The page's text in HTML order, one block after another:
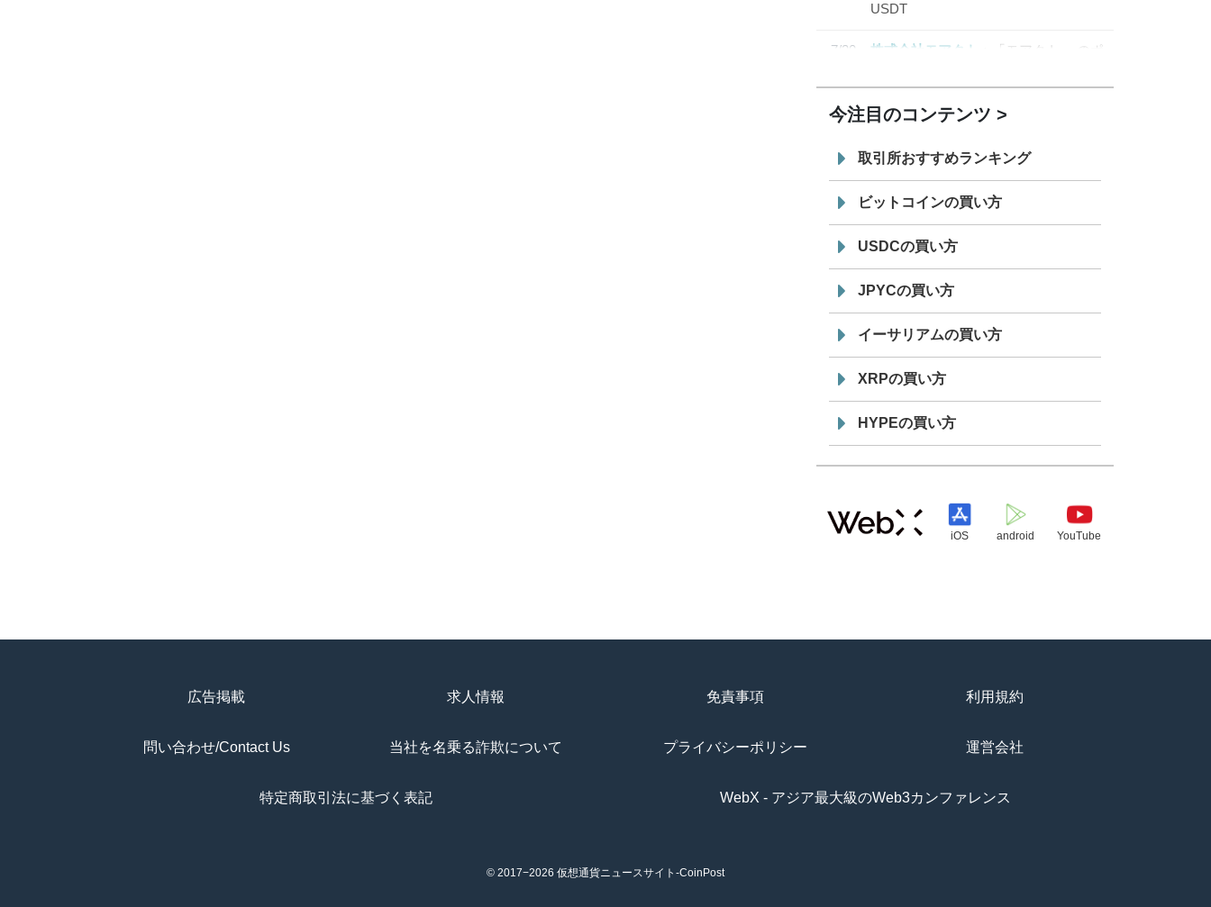
USDT
7/30
株式会社モアクト
「モアクト」 のポ
「 JPYC」を追加
19:30
てステーブルコイン「JPYSC」徹底解
説セミナーを開催
今注目のコンテンツ
取引所おすすめランキング
ビットコインの買い方
USDCの買い方
JPYCの買い方
イーサリアムの買い方
XRPの買い方
HYPEの買い方
iOS android YouTube
広告掲載 求人情報 免責事項 利用規約
問い合わせ/Contact Us 当社を名乗る詐欺について プライバシーポリシー 運営会社
特定商取引法に基づく表記 WebX - アジア最大級のWeb3カンファレンス
© 2017−2026 仮想通貨ニュースサイト-CoinPost